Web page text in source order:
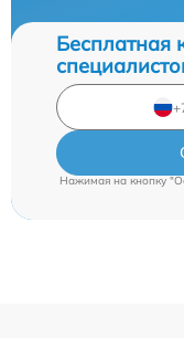
Бесплатная
Нажимая на кнопку